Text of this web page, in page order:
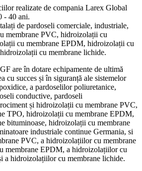
realizate de compania Larex Global
- 40 ani.
de pardoseli comerciale, industriale,
membrane PVC, hidroizolații cu
cu membrane EPDM, hidroizolații cu
cu membrane lichide.
are în dotare echipamente de ultimă
cu succes și în siguranță ale sistemelor
a pardoselilor poliuretanice,
conductive, pardoseli
și hidroizolații cu membrane PVC,
TPO, hidroizolații cu membrane EPDM,
bituminoase, hidroizolații cu membrane
industriale continue Germania, si
PVC, a hidroizolațiilor cu membrane
membrane EPDM, a hidroizolațiilor cu
a hidroizolațiilor cu membrane lichide.